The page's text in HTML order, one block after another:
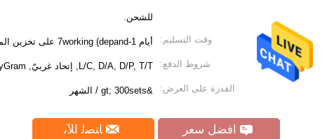
للشحن.
وقت التسليم: أيام 1-7working (depand على تخزين المواد الخام)
شروط الدفع: L/C, D/A, D/P, T/T, إتحاد غربيّ, MoneyGram
القدرة على العرض: &gt; 300sets / الشهر
افضل سعر ﺎﺘﺼﻟ ﺍﻶﻧ